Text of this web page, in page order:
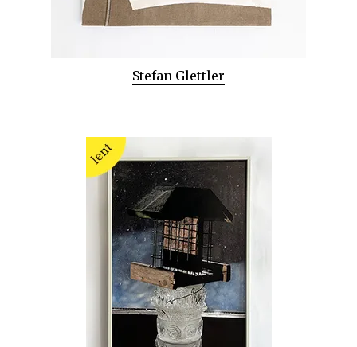
Stefan Glettler